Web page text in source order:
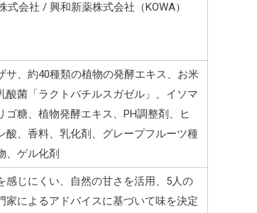
式会社 / 興和新薬株式会社（KOWA）
サ、約40種類の植物の発酵エキス、お米
酸菌「ラクトバチルスガゼル」、イソマ
ゴ糖、植物発酵エキス、PH調整剤、ヒ
酸、香料、乳化剤、グレープフルーツ種
、ゲル化剤
感じにくい、自然の甘さを活用、5人の
家によるアドバイスに基づいて味を決定